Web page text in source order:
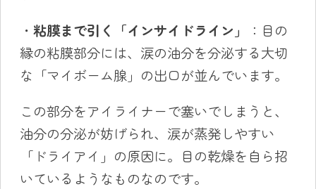
・ 粘膜まで引く「インサイドライン」
：目の
縁の粘膜部分には、涙の油分を分泌する大切
な「マイボーム腺」の出口が並んでいます。
この部分をアイライナーで塞いでしまうと、
油分の分泌が妨げられ、涙が蒸発しやすい
「ドライアイ」の原因に。目の乾燥を自ら招
いているようなものなのです。